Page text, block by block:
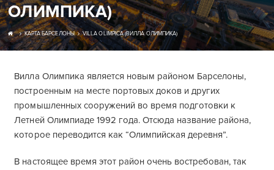
ОЛИМПИКА)
КАРТА БАРСЕЛОНЫ VILLA OLIMPICA (ВИЛЛА ОЛИМПИКА)
Вилла Олимпика является новым районом Барселоны,
построенным на месте портовых доков и других
промышленных сооружений во время подготовки к
Летней Олимпиаде 1992 года. Отсюда название района,
которое переводится как “Олимпийская деревня”.
В настоящее время этот район очень востребован, так